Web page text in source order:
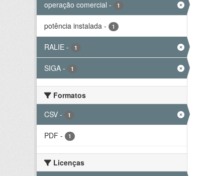
operação comercial - 1
potência instalada - 1
RALIE - 1
SIGA - 1
Formatos
CSV - 1
PDF - 1
Licenças